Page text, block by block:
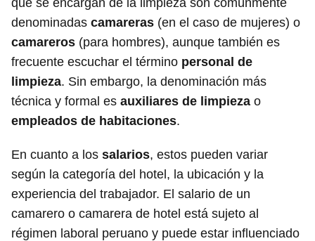
denominadas camareras (en el caso de mujeres) o
camareros (para hombres), aunque también es
frecuente escuchar el término personal de
limpieza. Sin embargo, la denominación más
técnica y formal es auxiliares de limpieza o
empleados de habitaciones.
En cuanto a los salarios, estos pueden variar
según la categoría del hotel, la ubicación y la
experiencia del trabajador. El salario de un
camarero o camarera de hotel está sujeto al
régimen laboral peruano y puede estar influenciado